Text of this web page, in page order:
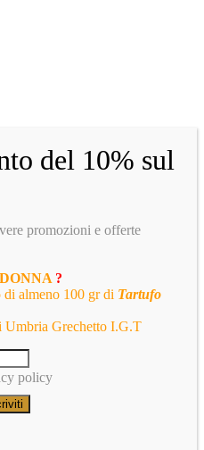
del 10% sul
promozioni e offerte
?
di almeno 100 gr di Tartufo
Umbria Grechetto I.G.T
policy